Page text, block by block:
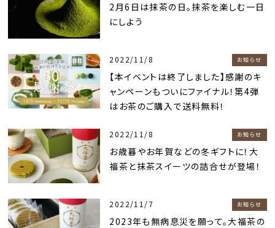
2月6日は抹茶の日。抹茶を楽しむ一日
にしよう
2022/11/8 お知らせ
【本イベントは終了しました】感謝のキ
ャンペーンもついにファイナル！第4弾
はお茶のご購入で送料無料！
2022/11/8 お知らせ
お歳暮やお年賀などの冬ギフトに！大
福茶と抹茶スイーツの詰合せが登場！
2022/11/7 お知らせ
2023年も無病息災を願って。大福茶の